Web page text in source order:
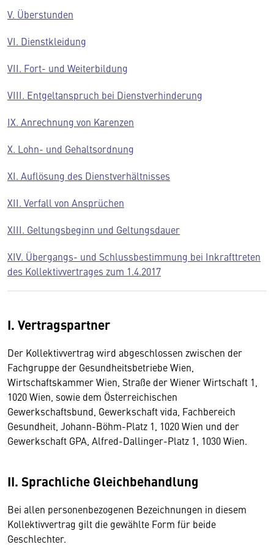
V. Überstunden
VI. Dienstkleidung
VII. Fort- und Weiterbildung
VIII. Entgeltanspruch bei Dienstverhinderung
IX. Anrechnung von Karenzen
X. Lohn- und Gehaltsordnung
XI. Auflösung des Dienstverhältnisses
XII. Verfall von Ansprüchen
XIII. Geltungsbeginn und Geltungsdauer
XIV. Übergangs- und Schlussbestimmung bei Inkrafttreten
des Kollektivvertrages zum 1.4.2017
I. Vertragspartner
Der Kollektivvertrag wird abgeschlossen zwischen der
Fachgruppe der Gesundheitsbetriebe Wien,
Wirtschaftskammer Wien, Straße der Wiener Wirtschaft 1,
1020 Wien, sowie dem Österreichischen
Gewerkschaftsbund, Gewerkschaft vida, Fachbereich
Gesundheit, Johann-Böhm-Platz 1, 1020 Wien und der
Gewerkschaft GPA, Alfred-Dallinger-Platz 1, 1030 Wien.
II. Sprachliche Gleichbehandlung
Bei allen personenbezogenen Bezeichnungen in diesem
Kollektivvertrag gilt die gewählte Form für beide
Geschlechter.